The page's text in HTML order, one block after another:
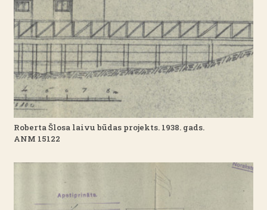
Roberta Šlosa laivu būdas projekts. 1938. gads.
ANM 15122